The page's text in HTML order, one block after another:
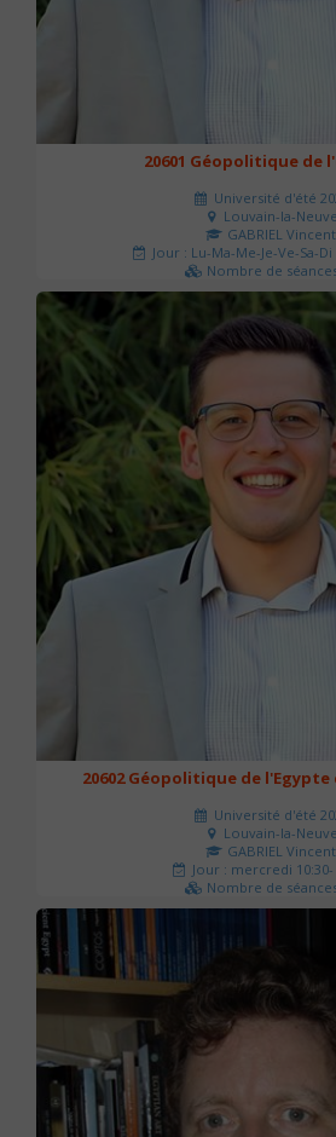
20601 Géopolitique de
Université d'été
Louvain-la-Neuve
GABRIEL Vincent
Jour : Lu-Ma-Me-Je-Ve-Sa-Di
Nombre de
120 €
20602 Géopolitique de
Université d'été
Louvain-la-Neuve
GABRIEL Vincent
Jour : mercredi 10:30-
Nombre de
21 €